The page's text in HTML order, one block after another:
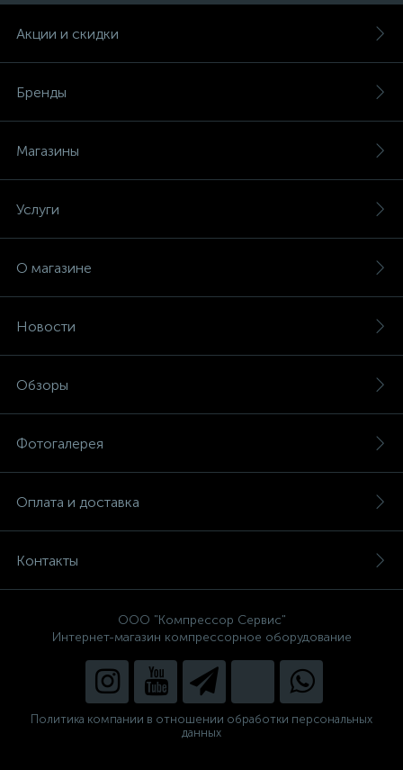
Акции и скидки
Бренды
Магазины
Услуги
О магазине
Новости
Обзоры
Фотогалерея
Оплата и доставка
Контакты
ООО "Компрессор Сервис"
Интернет-магазин компрессорное оборудование
Политика компании в отношении обработки персональных
данных